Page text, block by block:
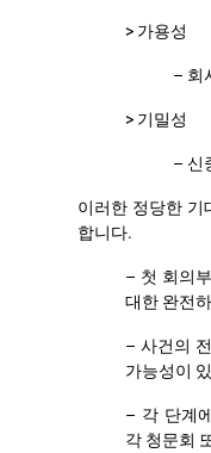
> 가용성
– 회
> 기밀성
– 신
이러한 정당한 기
합니다.
– 첫 회의
대한 완전
– 사건의
가능성이
– 각 단계
각 청문회